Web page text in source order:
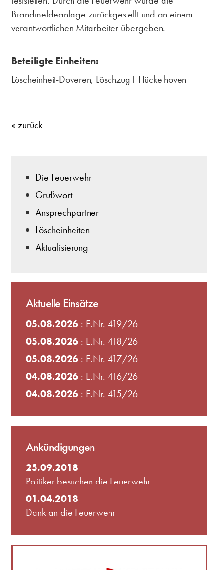
Brandmeldeanlage zurückgestellt und an einem
verantwortlichen Mitarbeiter übergeben.
Beteiligte Einheiten:
Löscheinheit-Doveren, Löschzug1 Hückelhoven
« zurück
Die Feuerwehr
Grußwort
Ansprechpartner
Löscheinheiten
Aktualisierung
Aktuelle Einsätze
05.08.2026: E.Nr. 419/26
05.08.2026: E.Nr. 418/26
05.08.2026: E.Nr. 417/26
04.08.2026: E.Nr. 416/26
04.08.2026: E.Nr. 415/26
Ankündigungen
25.09.2018
Politiker besuchen die Feuerwehr
01.04.2018
Dank an die Feuerwehr